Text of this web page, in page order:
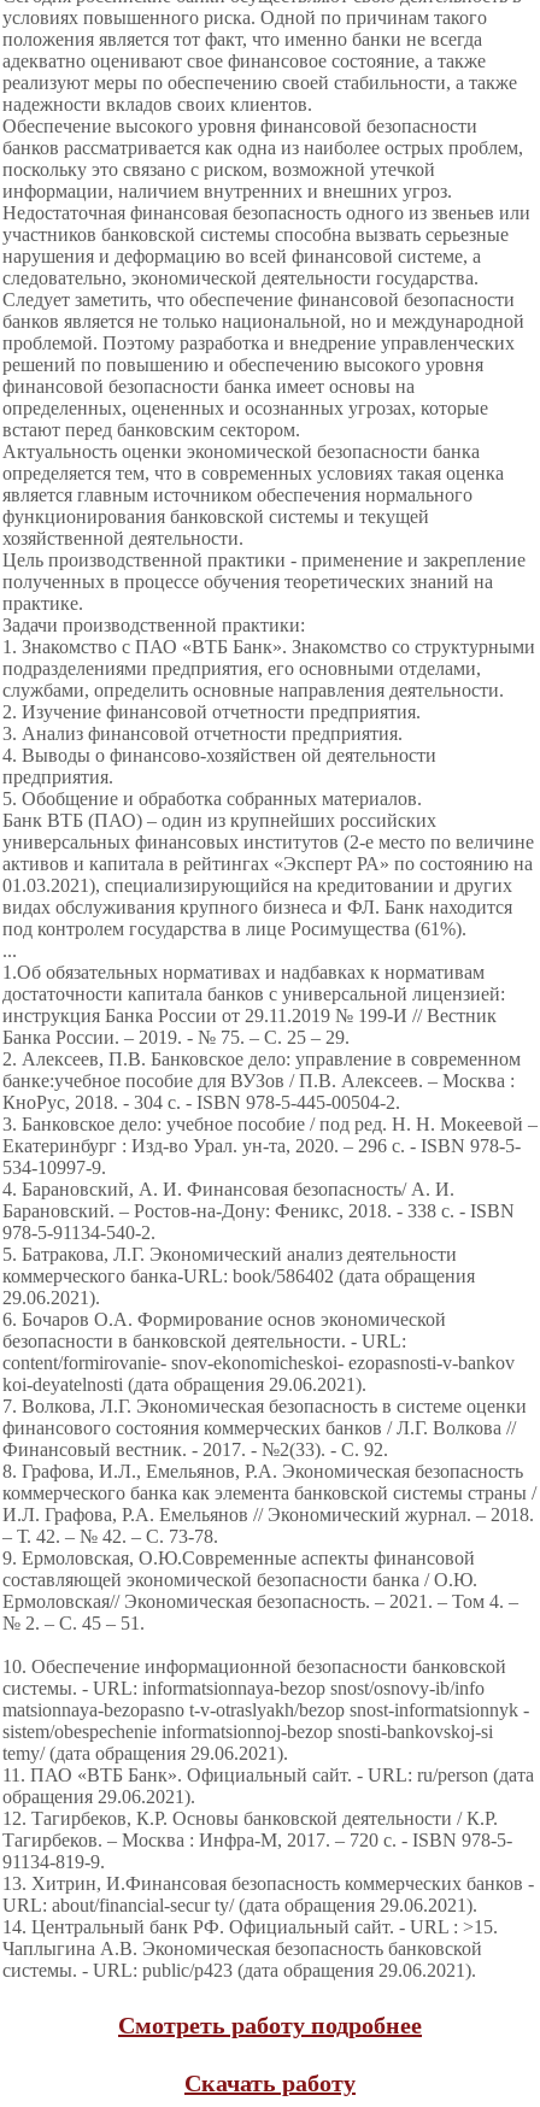
условиях повышенного риска. Одной по причинам такого
положения является тот факт, что именно банки не всегда
адекватно оценивают свое финансовое состояние, а также
реализуют меры по обеспечению своей стабильности, а также
надежности вкладов своих клиентов.
Обеспечение высокого уровня финансовой безопасности
банков рассматривается как одна из наиболее острых проблем,
поскольку это связано с риском, возможной утечкой
информации, наличием внутренних и внешних угроз.
Недостаточная финансовая безопасность одного из звеньев или
участников банковской системы способна вызвать серьезные
нарушения и деформацию во всей финансовой системе, а
следовательно, экономической деятельности государства.
Следует заметить, что обеспечение финансовой безопасности
банков является не только национальной, но и международной
проблемой. Поэтому разработка и внедрение управленческих
решений по повышению и обеспечению высокого уровня
финансовой безопасности банка имеет основы на
определенных, оцененных и осознанных угрозах, которые
встают перед банковским сектором.
Актуальность оценки экономической безопасности банка
определяется тем, что в современных условиях такая оценка
является главным источником обеспечения нормального
функционирования банковской системы и текущей
хозяйственной деятельности.
Цель производственной практики - применение и закрепление
полученных в процессе обучения теоретических знаний на
практике.
Задачи производственной практики:
1. Знакомство с ПАО «ВТБ Банк». Знакомство со структурными
подразделениями предприятия, его основными отделами,
службами, определить основные направления деятельности.
2. Изучение финансовой отчетности предприятия.
3. Анализ финансовой отчетности предприятия.
4. Выводы о финансово-хозяйствен ой деятельности
предприятия.
5. Обобщение и обработка собранных материалов.
Банк ВТБ (ПАО) – один из крупнейших российских
универсальных финансовых институтов (2-е место по величине
активов и капитала в рейтингах «Эксперт РА» по состоянию на
01.03.2021), специализирующийся на кредитовании и других
видах обслуживания крупного бизнеса и ФЛ. Банк находится
под контролем государства в лице Росимущества (61%).
...
1.Об обязательных нормативах и надбавках к нормативам
достаточности капитала банков с универсальной лицензией:
инструкция Банка России от 29.11.2019 № 199-И // Вестник
Банка России. – 2019. - № 75. – С. 25 – 29.
2. Алексеев, П.В. Банковское дело: управление в современном
банке:учебное пособие для ВУЗов / П.В. Алексеев. – Москва :
КноРус, 2018. - 304 c. - ISBN 978-5-445-00504-2.
3. Банковское дело: учебное пособие / под ред. Н. Н. Мокеевой –
Екатеринбург : Изд-во Урал. ун-та, 2020. – 296 с. - ISBN 978-5-
534-10997-9.
4. Барановский, А. И. Финансовая безопасность/ А. И.
Барановский. – Ростов-на-Дону: Феникс, 2018. - 338 с. - ISBN
978-5-91134-540-2.
5. Батракова, Л.Г. Экономический анализ деятельности
коммерческого банка-URL: book/586402 (дата обращения
29.06.2021).
6. Бочаров О.А. Формирование основ экономической
безопасности в банковской деятельности. - URL:
content/formirovanie- snov-ekonomicheskoi- ezopasnosti-v-bankov
koi-deyatelnosti (дата обращения 29.06.2021).
7. Волкова, Л.Г. Экономическая безопасность в системе оценки
финансового состояния коммерческих банков / Л.Г. Волкова //
Финансовый вестник. - 2017. - №2(33). - С. 92.
8. Графова, И.Л., Емельянов, Р.А. Экономическая безопасность
коммерческого банка как элемента банковской системы страны /
И.Л. Графова, Р.А. Емельянов // Экономический журнал. – 2018.
– Т. 42. – № 42. – С. 73-78.
9. Ермоловская, О.Ю.Современные аспекты финансовой
составляющей экономической безопасности банка / О.Ю.
Ермоловская// Экономическая безопасность. – 2021. – Том 4. –
№ 2. – С. 45 – 51.
10. Обеспечение информационной безопасности банковской
системы. - URL: informatsionnaya-bezop snost/osnovy-ib/info
matsionnaya-bezopasno t-v-otraslyakh/bezop snost-informatsionnyk -
sistem/obespechenie informatsionnoj-bezop snosti-bankovskoj-si
temy/ (дата обращения 29.06.2021).
11. ПАО «ВТБ Банк». Официальный сайт. - URL: ru/person (дата
обращения 29.06.2021).
12. Тагирбеков, К.Р. Основы банковской деятельности / К.Р.
Тагирбеков. – Москва : Инфра-М, 2017. – 720 с. - ISBN 978-5-
91134-819-9.
13. Хитрин, И.Финансовая безопасность коммерческих банков -
URL: about/financial-secur ty/ (дата обращения 29.06.2021).
14. Центральный банк РФ. Официальный сайт. - URL : >15.
Чаплыгина А.В. Экономическая безопасность банковской
системы. - URL: public/p423 (дата обращения 29.06.2021).
Смотреть работу подробнее
Скачать работу